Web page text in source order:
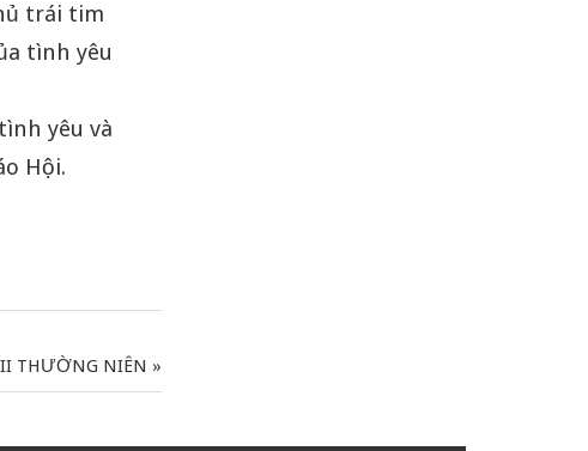
trái tim
tình yêu
yêu và
Hội.
THƯỜNG NIÊN